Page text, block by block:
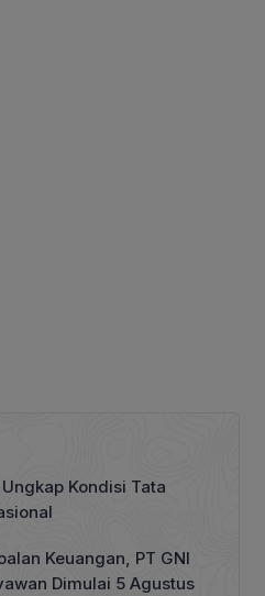
Kondisi Tata
Keuangan, PT GNI
Dimulai 5 Agustus